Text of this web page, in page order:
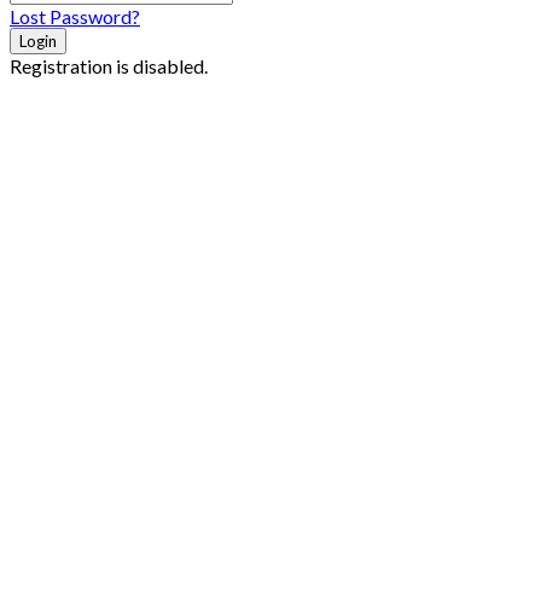
Lost Password?
Login
Registration is disabled.